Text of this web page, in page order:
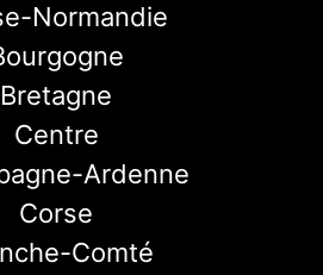
Normandie
Bretagne
Centre
Ardenne
Corse
Comté